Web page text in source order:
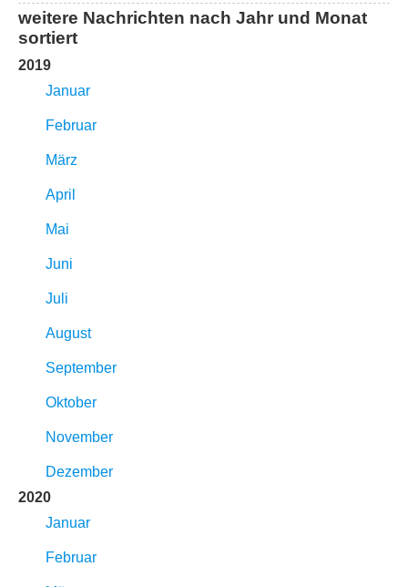
weitere Nachrichten nach Jahr und Monat
sortiert
2019
Januar
Februar
März
April
Mai
Juni
Juli
August
September
Oktober
November
Dezember
2020
Januar
Februar